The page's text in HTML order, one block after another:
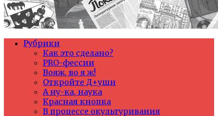
Рубрики
Как это сделано?
PRO-фессии
Вояж, во я ж!
Откройте Д+уши
А ну-ка, наука
Красная кнопка
В процессе окультуривания